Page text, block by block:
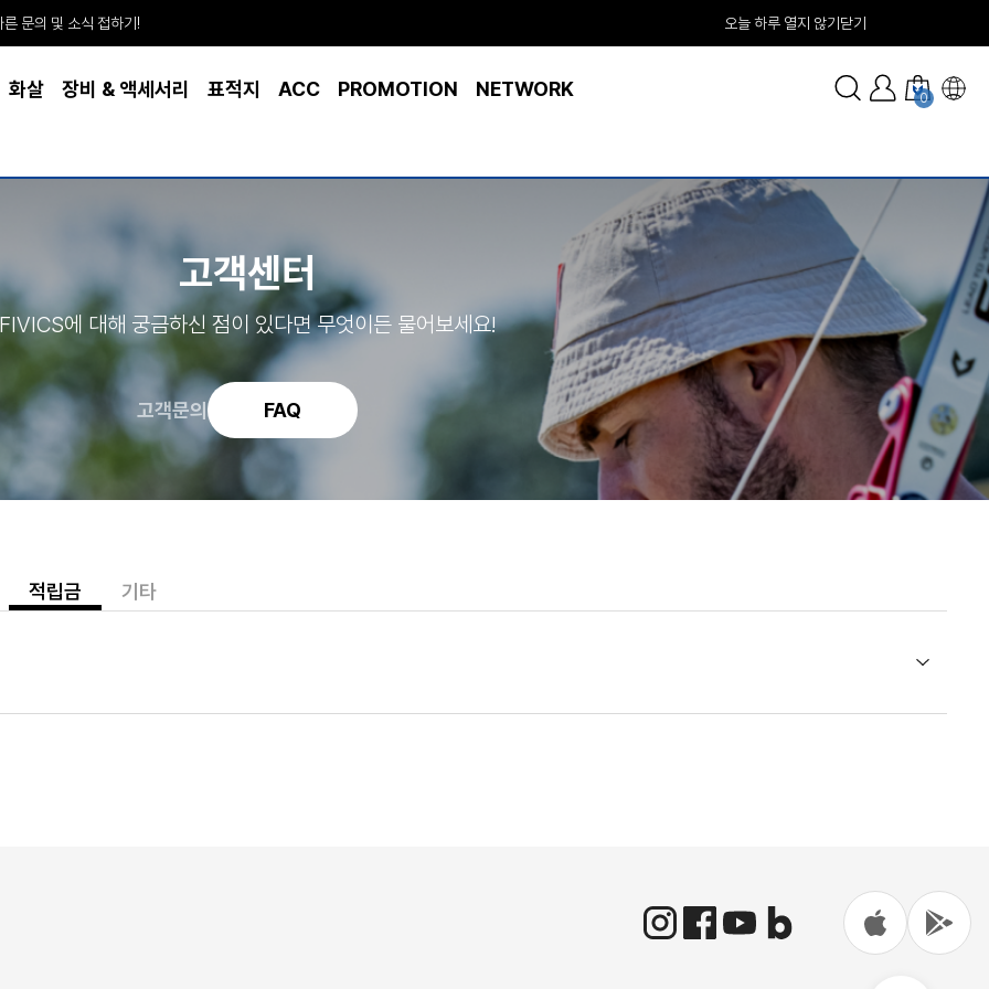
른 문의 및 소식 접하기! 오늘 하루 열지 않기 닫기
화살 장비 & 액세서리 표적지 ACC PROMOTION NETWORK 0
고객센터
에 대해 궁금하신 점이 있다면 무엇이든 물어보세요!
고객문의 FAQ
적립금 기타